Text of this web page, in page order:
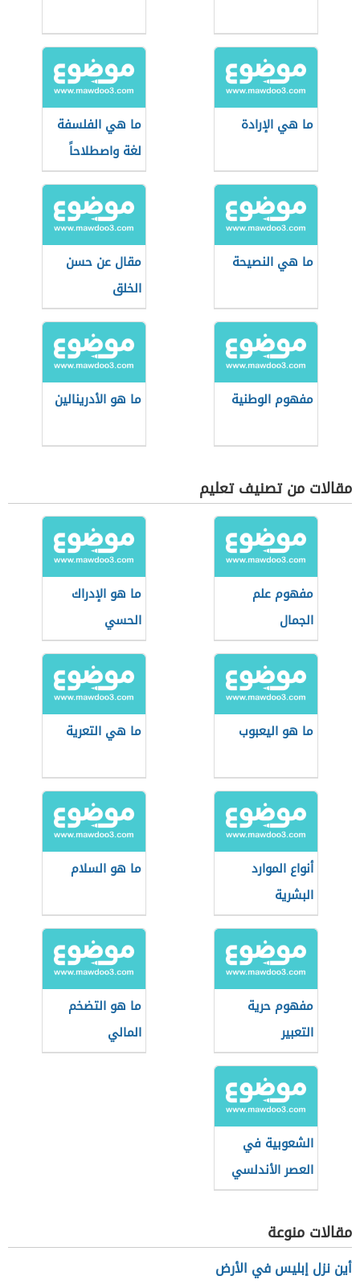
ما هي الإرادة
ما هي الفلسفة
لغة واصطلاحاً
ما هي النصيحة
مقال عن حسن
الخلق
مفهوم الوطنية ما هو الأدرينالين
مقالات من تصنيف تعليم
مفهوم علم
الجمال
ما هو الإدراك
الحسي
ما هو اليعبوب ما هي التعرية
أنواع الموارد
البشرية
ما هو السلام
مفهوم حرية
التعبير
ما هو التضخم
المالي
الشعوبية في
العصر الأندلسي
مقالات منوعة
أين نزل إبليس في الأرض